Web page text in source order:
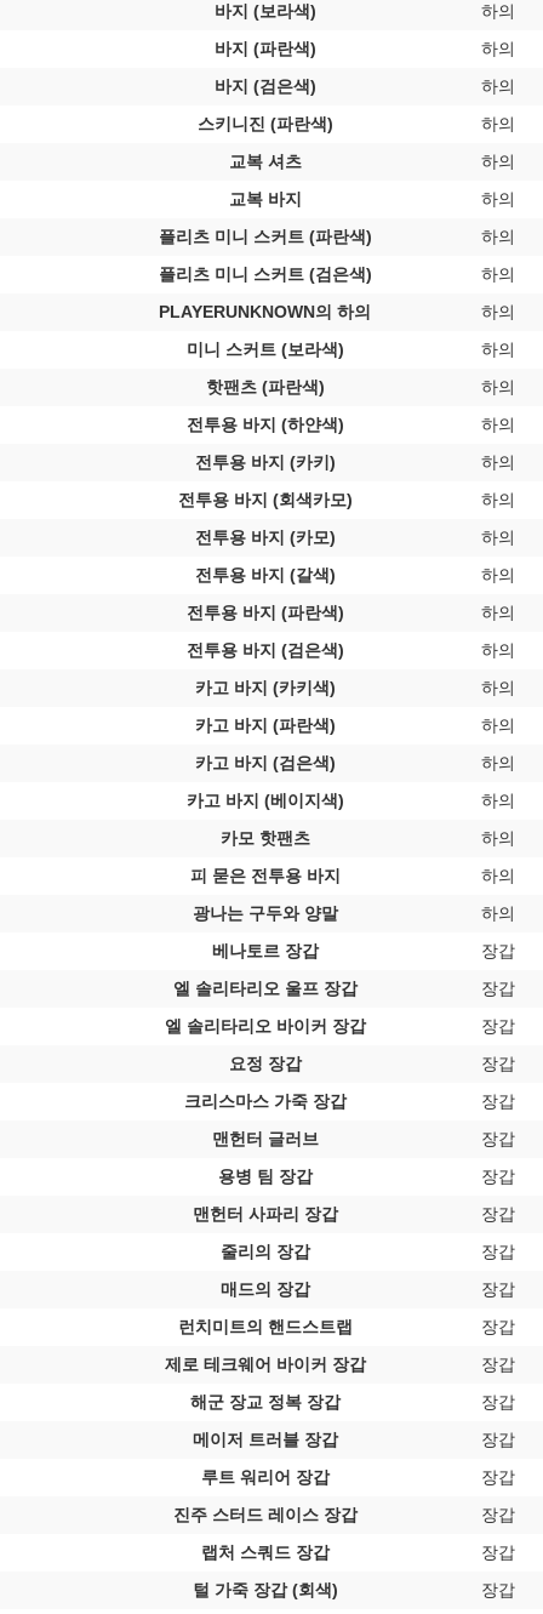
바지 (보라색)
하의
바지 (파란색)
하의
바지 (검은색)
하의
스키니진 (파란색)
하의
교복 셔츠
하의
교복 바지
하의
플리츠 미니 스커트 (파란색)
하의
플리츠 미니 스커트 (검은색)
하의
PLAYERUNKNOWN의 하의
하의
미니 스커트 (보라색)
하의
핫팬츠 (파란색)
하의
전투용 바지 (하얀색)
하의
전투용 바지 (카키)
하의
전투용 바지 (회색카모)
하의
전투용 바지 (카모)
하의
전투용 바지 (갈색)
하의
전투용 바지 (파란색)
하의
전투용 바지 (검은색)
하의
카고 바지 (카키색)
하의
카고 바지 (파란색)
하의
카고 바지 (검은색)
하의
카고 바지 (베이지색)
하의
카모 핫팬츠
하의
피 묻은 전투용 바지
하의
광나는 구두와 양말
하의
베나토르 장갑
장갑
엘 솔리타리오 울프 장갑
장갑
엘 솔리타리오 바이커 장갑
장갑
요정 장갑
장갑
크리스마스 가죽 장갑
장갑
맨헌터 글러브
장갑
용병 팀 장갑
장갑
맨헌터 사파리 장갑
장갑
줄리의 장갑
장갑
매드의 장갑
장갑
런치미트의 핸드스트랩
장갑
제로 테크웨어 바이커 장갑
장갑
해군 장교 정복 장갑
장갑
메이저 트러블 장갑
장갑
루트 워리어 장갑
장갑
진주 스터드 레이스 장갑
장갑
랩처 스쿼드 장갑
장갑
털 가죽 장갑 (회색)
장갑